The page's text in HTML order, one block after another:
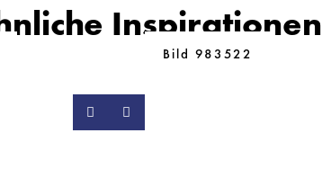
Inspirationen
Bild 983522